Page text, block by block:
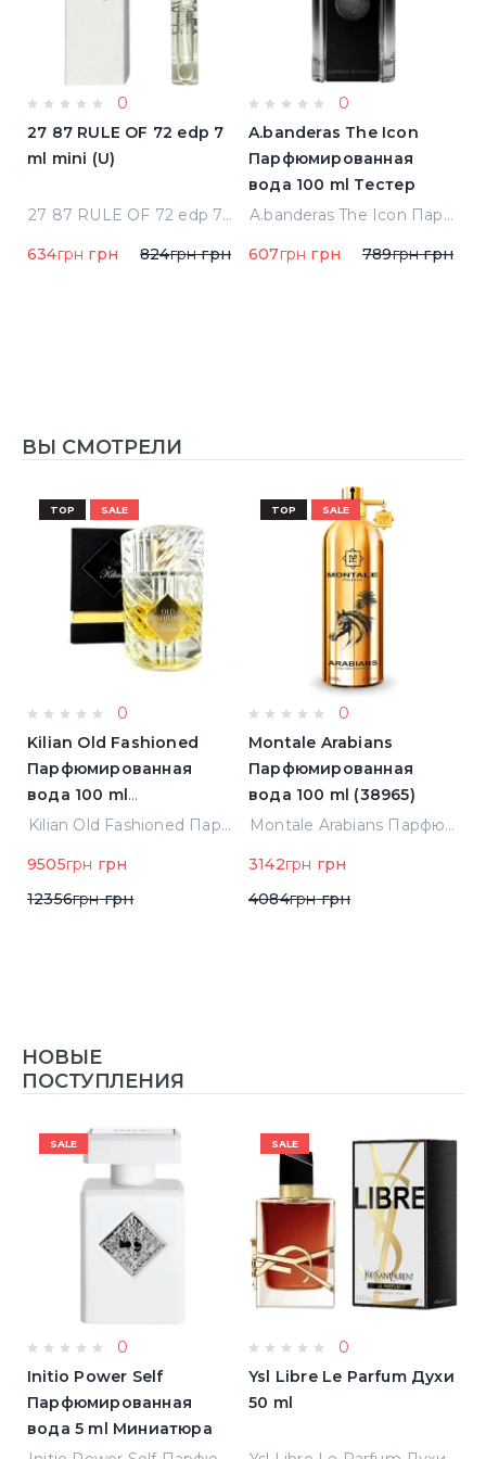
0
27 87 RULE OF 72 edp 7
ml mini (U)
27 87 RULE OF 72 edp 7 ml mini (U)
634грн грн 824грнгрн
0
A.banderas The Icon
Парфюмированная
вода 100 ml Тестер
A.banderas The Icon Парфюмированная вода 100 ml Тестер
607грн грн 789грнгрн
ВЫ СМОТРЕЛИ
TOP SALE
0
Kilian Old Fashioned
Парфюмированная
вода 100 ml
(3700550240723)
Kilian Old Fashioned Парфюмированная вода 100 ml (3700550240723)
9505грн грн
12356грнгрн
TOP SALE
0
Montale Arabians
Парфюмированная
вода 100 ml (38965)
Montale Arabians Парфюмированная вода 100 ml (38965)
3142грн грн
4084грнгрн
НОВЫЕ
ПОСТУПЛЕНИЯ
SALE
0
Initio Power Self
Парфюмированная
вода 5 ml Миниатюра
SALE
0
Ysl Libre Le Parfum Духи
50 ml